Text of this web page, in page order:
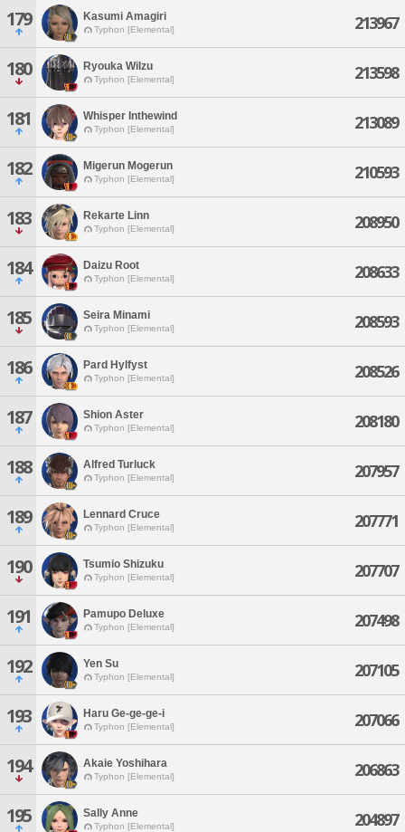
179 Kasumi Amagiri
Typhon [Elemental] 213967
180 Ryouka Wilzu
Typhon [Elemental] 213598
181 Whisper Inthewind
Typhon [Elemental] 213089
182 Migerun Mogerun
Typhon [Elemental] 210593
183 Rekarte Linn
Typhon [Elemental] 208950
184 Daizu Root
Typhon [Elemental] 208633
185 Seira Minami
Typhon [Elemental] 208593
186 Pard Hylfyst
Typhon [Elemental] 208526
187 Shion Aster
Typhon [Elemental] 208180
188 Alfred Turluck
Typhon [Elemental] 207957
189 Lennard Cruce
Typhon [Elemental] 207771
190 Tsumio Shizuku
Typhon [Elemental] 207707
191 Pamupo Deluxe
Typhon [Elemental] 207498
192 Yen Su
Typhon [Elemental] 207105
193 Haru Ge-ge-ge-i
Typhon [Elemental] 207066
194 Akaie Yoshihara
Typhon [Elemental] 206863
195 Sally Anne
Typhon [Elemental] 204897